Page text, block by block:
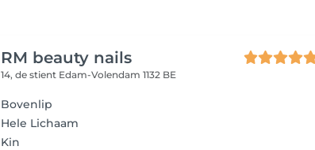
RM beauty nails
14, de stient Edam-Volendam 1132 BE
Bovenlip
Hele Lichaam
Kin